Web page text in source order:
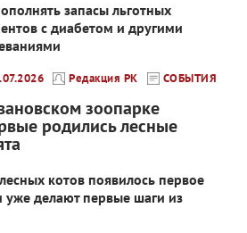
запасы льготных
с диабетом и другими
Редакция РК СОБЫТИЯ
зоопарке
родились лесные
котов появилось первое
делают первые шаги из